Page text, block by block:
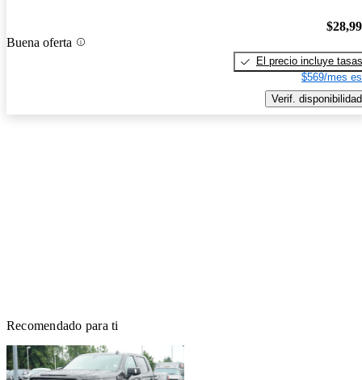
Buena oferta
El precio incluye tasas
$569/mes
Verif. disponibilidad
Recomendado para ti